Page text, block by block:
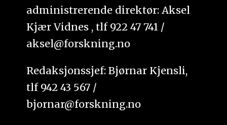
administrerende direktør: Aksel
Kjær Vidnes , tlf 922 47 741 /
aksel@forskning.no
Redaksjonssjef: Bjørnar Kjensli,
tlf 942 43 567 /
bjornar@forskning.no